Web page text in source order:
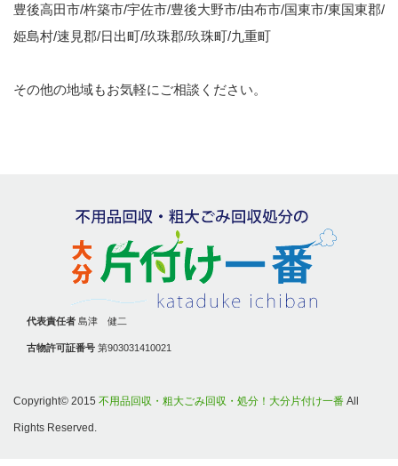
豊後高田市/杵築市/宇佐市/豊後大野市/由布市/国東市/東国東郡/
姫島村/速見郡/日出町/玖珠郡/玖珠町/九重町
その他の地域もお気軽にご相談ください。
代表責任者 島津 健二
古物許可証番号 第903031410021
Copyright© 2015 不用品回収・粗大ごみ回収・処分！大分片付け一番 All
Rights Reserved.